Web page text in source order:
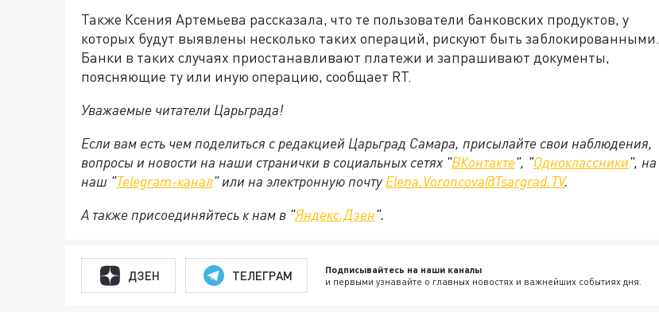
Также Ксения Артемьева рассказала, что те пользователи банковских продуктов, у
которых будут выявлены несколько таких операций, рискуют быть заблокированными.
Банки в таких случаях приостанавливают платежи и запрашивают документы,
поясняющие ту или иную операцию, сообщает RT.
Уважаемые читатели Царьграда!
Если вам есть чем поделиться с редакцией Царьград Самара, присылайте свои наблюдения,
вопросы и новости на наши странички в социальных сетях "ВКонтакте", "Одноклассники", на
наш "Telegram-канал" или на электронную почту Elena.Voroncova@Tsargrad.TV.
А также присоединяйтесь к нам в "Яндекс.Дзен".
ДЗЕН ТЕЛЕГРАМ Подписывайтесь на наши каналы
и первыми узнавайте о главных новостях и важнейших событиях дня.